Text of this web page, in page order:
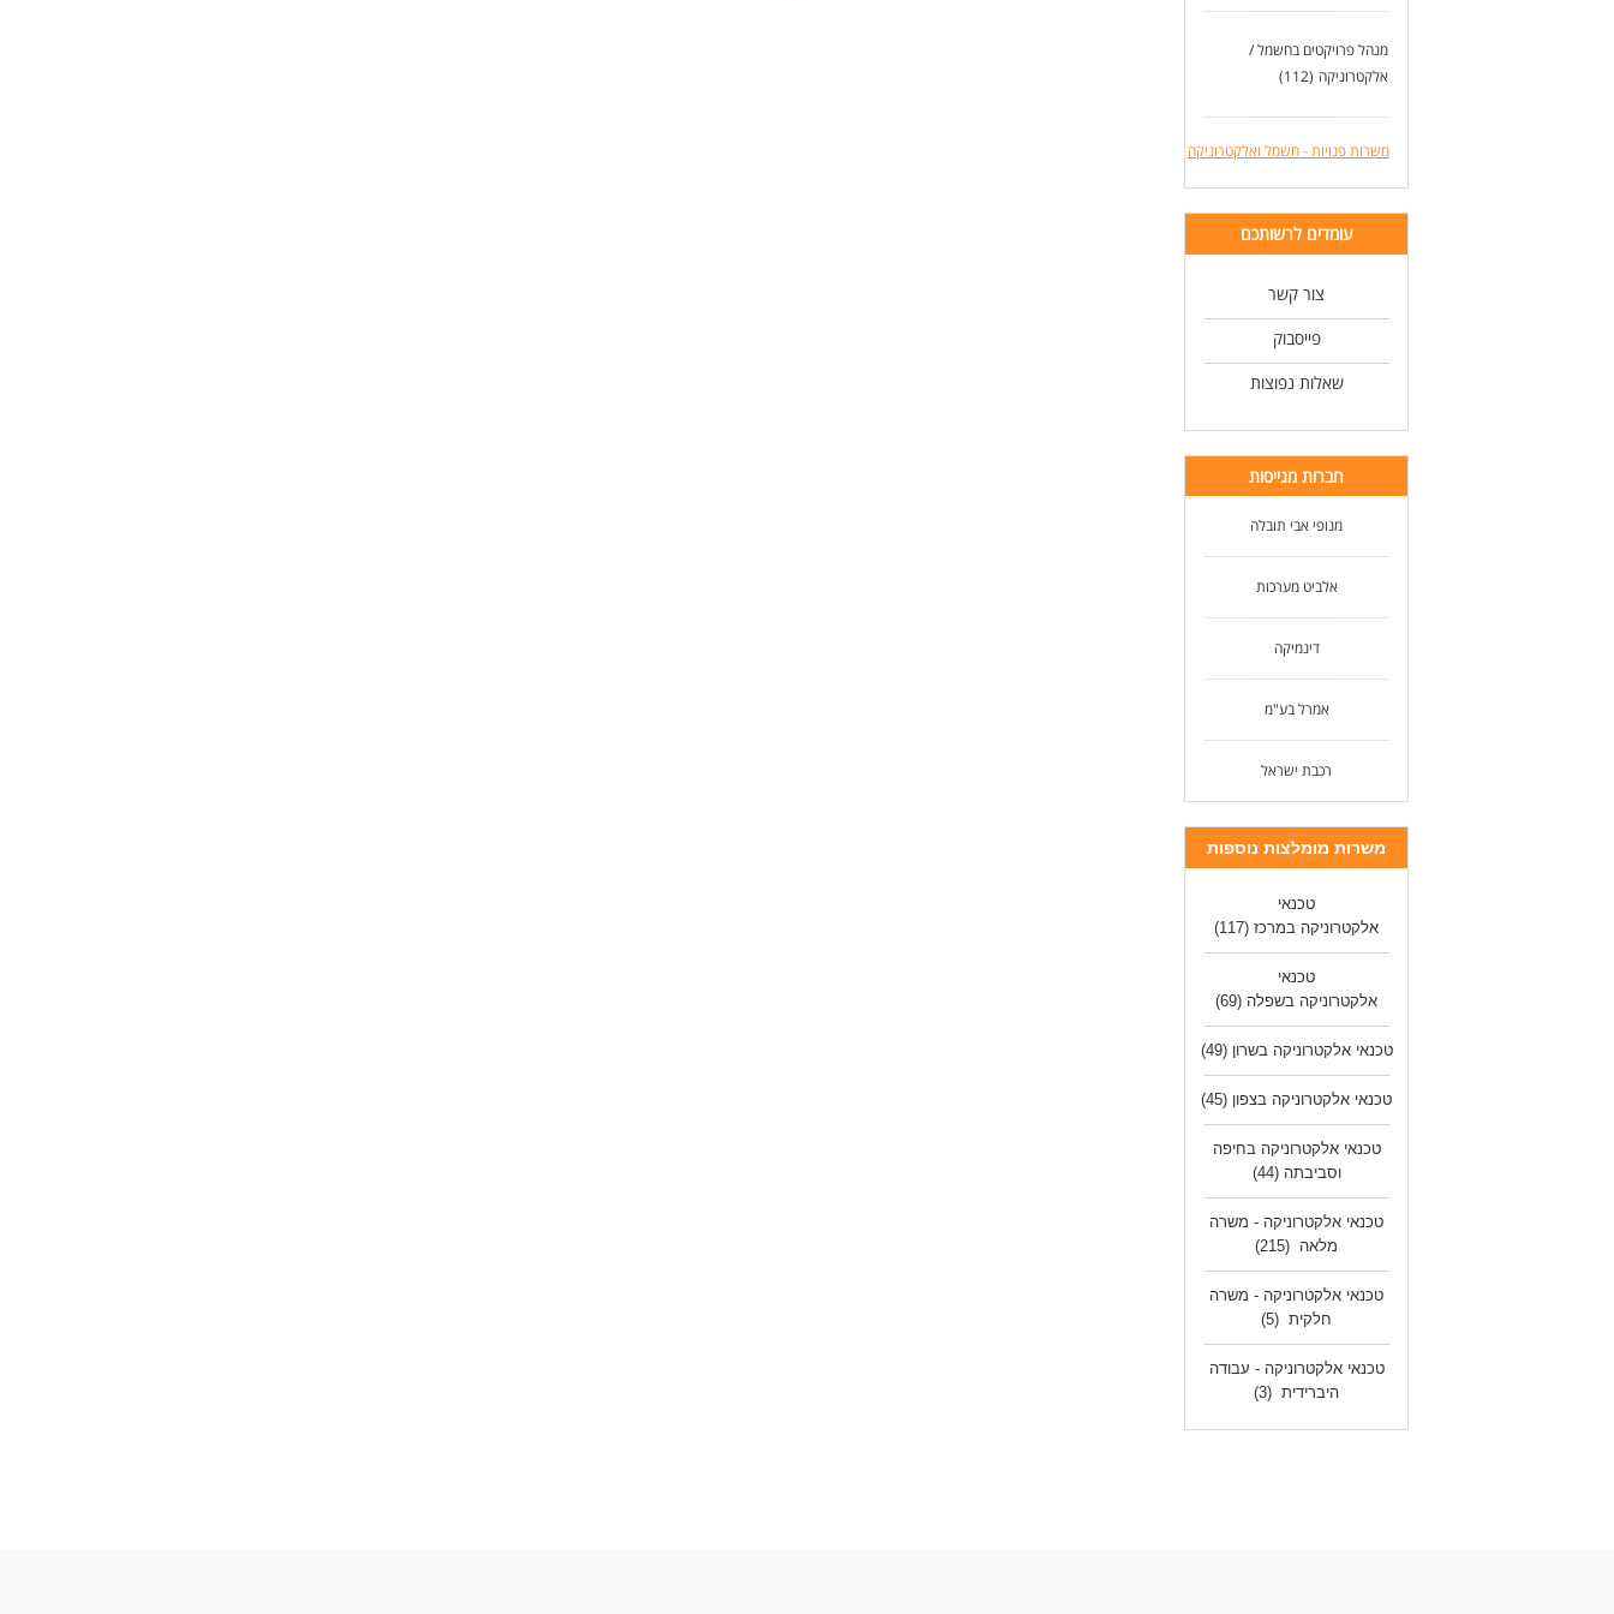
מנהל פרויקטים בחשמל /
אלקטרוניקה (112)
משרות פנויות - חשמל ואלקטרוניקה
עומדים לרשותכם
צור קשר
פייסבוק
שאלות נפוצות
חברות מגייסות
מנופי אבי תובלה
אלביט מערכות
דינמיקה
אמרל בע"מ
רכבת ישראל
משרות מומלצות נוספות
טכנאי
אלקטרוניקה במרכז (117)
טכנאי
אלקטרוניקה בשפלה (69)
טכנאי אלקטרוניקה בשרון (49)
טכנאי אלקטרוניקה בצפון (45)
טכנאי אלקטרוניקה בחיפה
וסביבתה (44)
טכנאי אלקטרוניקה - משרה
מלאה (215)
טכנאי אלקטרוניקה - משרה
חלקית (5)
טכנאי אלקטרוניקה - עבודה
היברידית (3)